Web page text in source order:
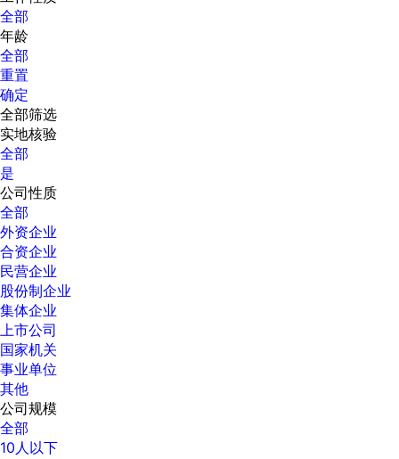
全部
年龄
全部
重置
确定
全部筛选
实地核验
全部
是
公司性质
全部
外资企业
合资企业
民营企业
股份制企业
集体企业
上市公司
国家机关
事业单位
其他
公司规模
全部
10人以下